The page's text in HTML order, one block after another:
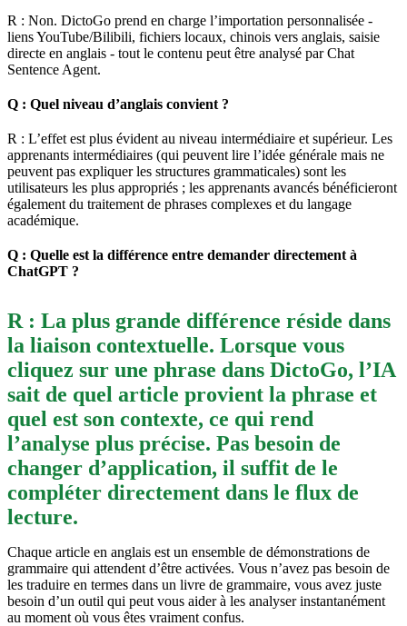
R : Non. DictoGo prend en charge l’importation personnalisée -
liens YouTube/Bilibili, fichiers locaux, chinois vers anglais, saisie
directe en anglais - tout le contenu peut être analysé par Chat
Sentence Agent.
Q : Quel niveau d’anglais convient ?
R : L’effet est plus évident au niveau intermédiaire et supérieur. Les
apprenants intermédiaires (qui peuvent lire l’idée générale mais ne
peuvent pas expliquer les structures grammaticales) sont les
utilisateurs les plus appropriés ; les apprenants avancés bénéficieront
également du traitement de phrases complexes et du langage
académique.
Q : Quelle est la différence entre demander directement à
ChatGPT ?
R : La plus grande différence réside dans
la liaison contextuelle. Lorsque vous
cliquez sur une phrase dans DictoGo, l’IA
sait de quel article provient la phrase et
quel est son contexte, ce qui rend
l’analyse plus précise. Pas besoin de
changer d’application, il suffit de le
compléter directement dans le flux de
lecture.
Chaque article en anglais est un ensemble de démonstrations de
grammaire qui attendent d’être activées. Vous n’avez pas besoin de
les traduire en termes dans un livre de grammaire, vous avez juste
besoin d’un outil qui peut vous aider à les analyser instantanément
au moment où vous êtes vraiment confus.